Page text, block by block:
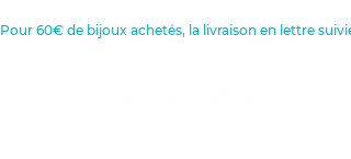
Pour 60€ de bijoux achetés, la livraison en lettre